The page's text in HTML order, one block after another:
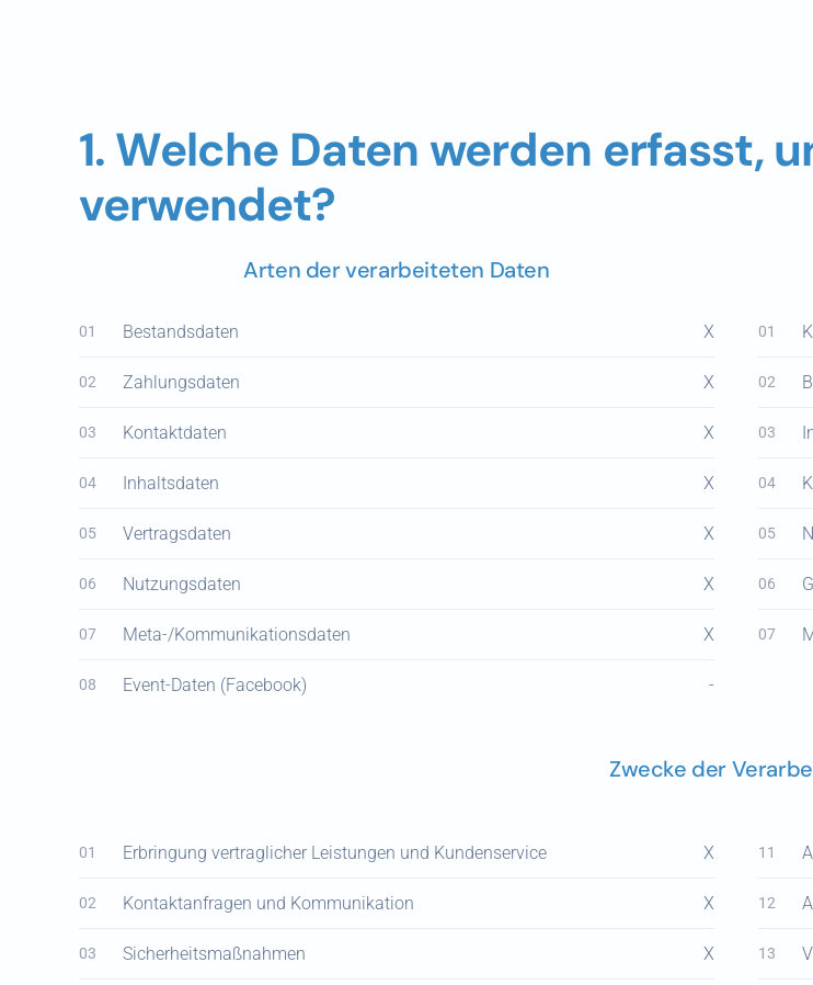
1. Welche Daten werden erfasst,
verwendet?
Arten der verarbeiteten Daten
01 Bestandsdaten X
02 Zahlungsdaten X
03 Kontaktdaten X
04 Inhaltsdaten X
05 Vertragsdaten X
06 Nutzungsdaten X
07 Meta-/Kommunikationsdaten X
08 Event-Daten (Facebook) -
01
02
03
04
05
06
07
Zwecke der
01 Erbringung vertraglicher Leistungen und Kundenservice X
02 Kontaktanfragen und Kommunikation X
03 Sicherheitsmaßnahmen X
11
12
13